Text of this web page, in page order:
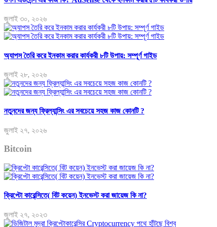
জুলাই ৩০, ২০২৬
অ্যাপস তৈরি করে ইনকাম করার কার্যকরী ৮টি উপায়: সম্পূর্ণ গাইড
জুলাই ২৮, ২০২৬
নতুনদের জন্য ফ্রিল্যান্সিং এর সবচেয়ে সহজ কাজ কোনটি ?
জুলাই ২৭, ২০২৬
Bitcoin
ক্রিপ্টো কারেন্সিতে( বিট কয়েন) ইনভেস্ট করা জায়েজ কি না?
জুলাই ২৭, ২০২৩